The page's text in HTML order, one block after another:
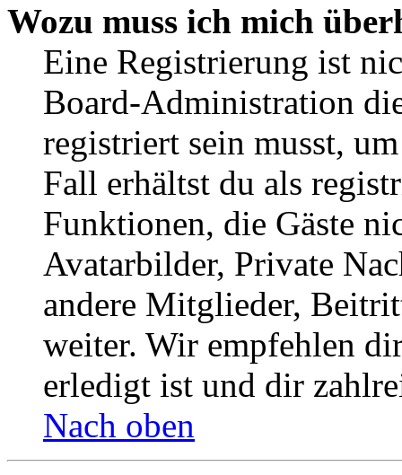
Wozu muss ich mich
Eine Registrierung ist
Board-Administration
registriert sein musst,
Fall erhältst du als
Funktionen, die Gäste
Avatarbilder, Private
andere Mitglieder,
weiter. Wir empfehlen
erledigt ist und dir
Nach oben